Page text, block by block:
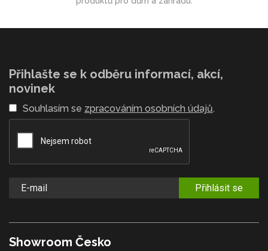
Přihlašte se k odběru informací, akcí,
novinek
Souhlasím se zpracováním osobních údajů.
Přihlásit se
Showroom Česko